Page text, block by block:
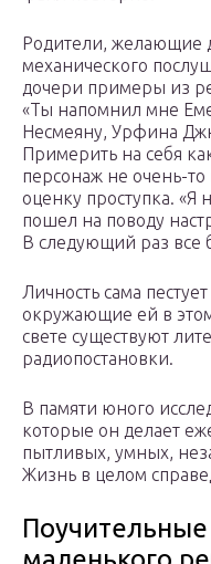
Родители, желающие
механического
дочери примеры из
«Ты напомнил мне
Несмеяну, Урфина
Примерить на себя
персонаж не очень-
оценку проступка. «Я
пошел на поводу
В следующий раз все
Личность сама
окружающие ей в
свете существуют
радиопостановки.
В памяти юного
которые он делает
пытливых, умных,
Жизнь в целом